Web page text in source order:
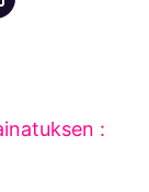
: